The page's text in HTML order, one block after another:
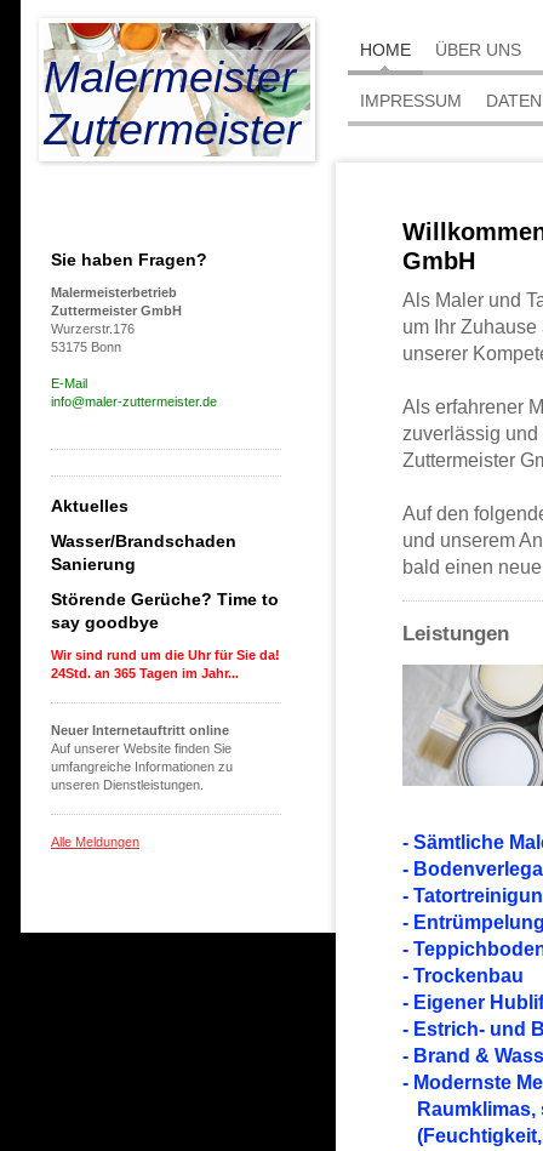
Malermeister
Zuttermeister
Sie haben Fragen?
Malermeisterbetrieb
Zuttermeister GmbH
Wurzerstr.176
53175 Bonn
E-Mail
info@maler-zuttermeister.de
Aktuelles
Wasser/Brandschaden
Sanierung
Störende Gerüche? Time to
say goodbye
Wir sind rund um die Uhr für Sie da!
24Std. an 365 Tagen im Jahr...
Neuer Internetauftritt online
Auf unserer Website finden Sie
umfangreiche Informationen zu
unseren Dienstleistungen.
Alle Meldungen
HOME ÜBER UNS
IMPRESSUM
GmbH
Als Maler und
um Ihr
unserer
Als erfahrener
zuverlässig
Zuttermeister
Auf den
und unserem
bald einen
Leistungen
- Sämtliche
-
-
-
-
- Trockenbau
- Eigener
- Estrich- und
- Brand &
- Modernste
Raumklimas,